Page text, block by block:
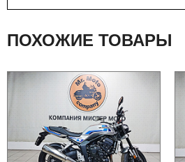
ПОХОЖИЕ ТОВАРЫ